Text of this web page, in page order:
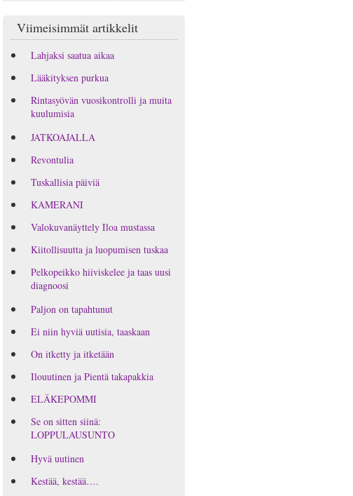
Viimeisimmät artikkelit
Lahjaksi saatua aikaa
Lääkityksen purkua
Rintasyövän vuosikontrolli ja muita
kuulumisia
JATKOAJALLA
Revontulia
Tuskallisia päiviä
KAMERANI
Valokuvanäyttely Iloa mustassa
Kiitollisuutta ja luopumisen tuskaa
Pelkopeikko hiiviskelee ja taas uusi
diagnoosi
Paljon on tapahtunut
Ei niin hyviä uutisia, taaskaan
On itketty ja itketään
Ilouutinen ja Pientä takapakkia
ELÄKEPOMMI
Se on sitten siinä:
LOPPULAUSUNTO
Hyvä uutinen
Kestää, kestää….